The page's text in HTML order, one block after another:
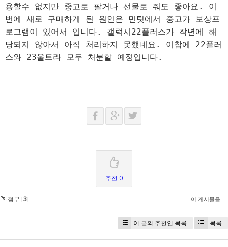
용할수 없지만 중고로 팔거나 선물로 줘도 좋아요. 이
번에 새로 구매하게 된 원인은 민팃에서 중고가 보상프
로그램이 있어서 입니다. 갤럭시22플러스가 작년에 해
당되지 않아서 아직 처리하지 못했네요. 이참에 22플러
스와 23울트라 모두 처분할 예정입니다.
추천 0
첨부 [3] 이 게시물을
이 글의 추천인 목록 목록